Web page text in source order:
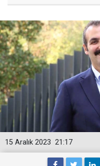
21:17
15 Aralık 2023